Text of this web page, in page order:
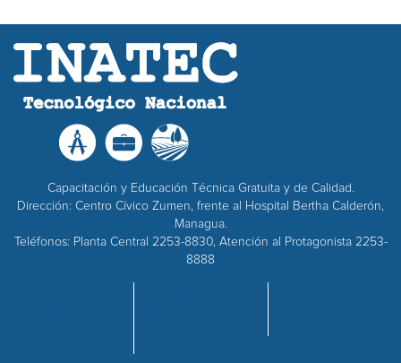
Capacitación y Educación Técnica Gratuita y de Calidad.
Dirección: Centro Cívico Zumen, frente al Hospital Bertha Calderón,
Managua.
Teléfonos: Planta Central 2253-8830, Atención al Protagonista 2253-
8888